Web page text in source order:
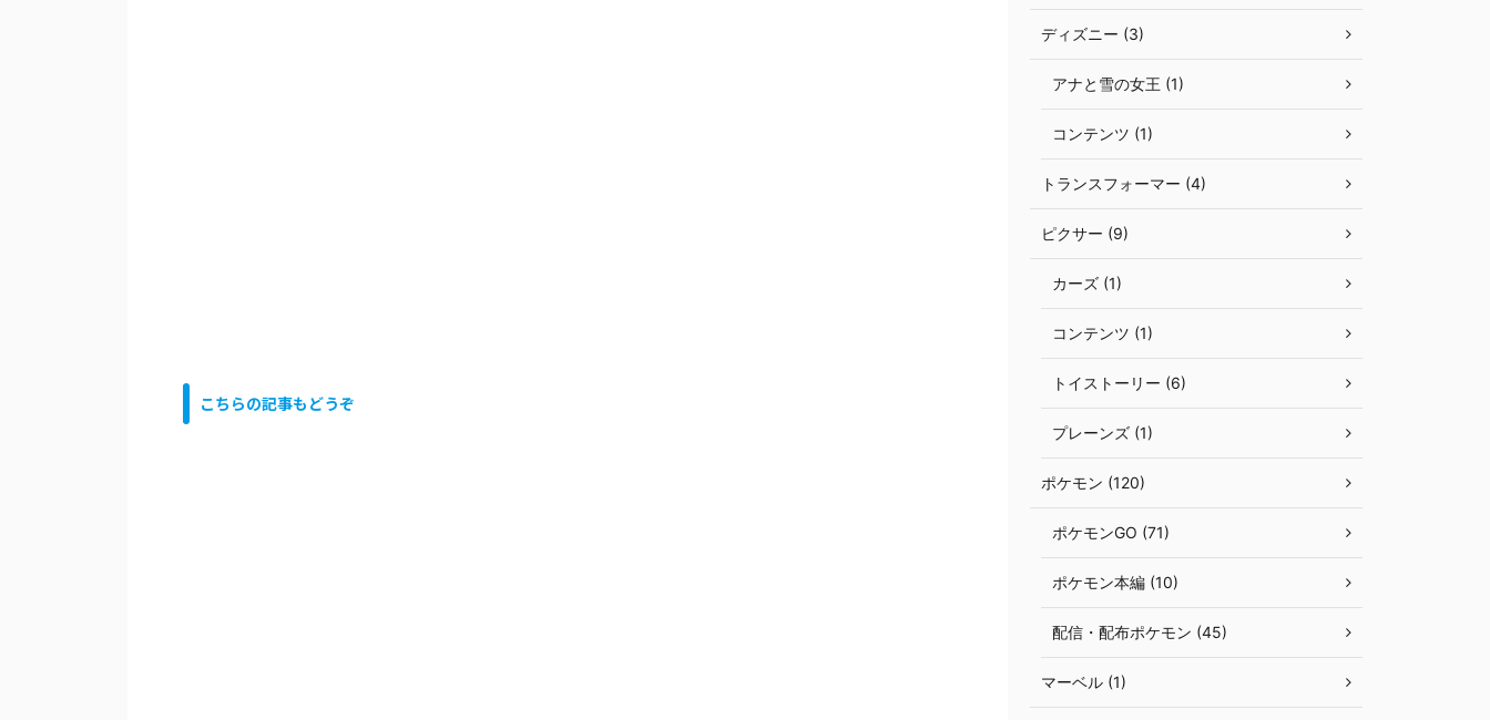
こちらの記事もどうぞ
ディズニー (3)
アナと雪の女王 (1)
コンテンツ (1)
トランスフォーマー (4)
ピクサー (9)
カーズ (1)
コンテンツ (1)
トイストーリー (6)
プレーンズ (1)
ポケモン (120)
ポケモンGO (71)
ポケモン本編 (10)
配信・配布ポケモン (45)
マーベル (1)